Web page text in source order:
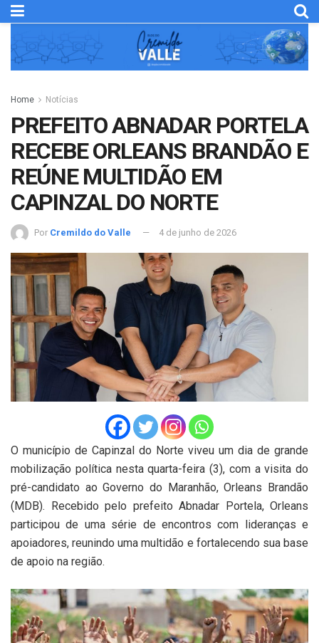
Home Notícias
PREFEITO ABNADAR PORTELA
RECEBE ORLEANS BRANDÃO E
REÚNE MULTIDÃO EM
CAPINZAL DO NORTE
Por Cremildo do Valle 4 de junho de 2026
O município de Capinzal do Norte viveu um dia de grande
mobilização política nesta quarta-feira (3), com a visita do
pré-candidato ao Governo do Maranhão, Orleans Brandão
(MDB). Recebido pelo prefeito Abnadar Portela, Orleans
participou de uma série de encontros com lideranças e
apoiadores, reunindo uma multidão e fortalecendo sua base
de apoio na região.